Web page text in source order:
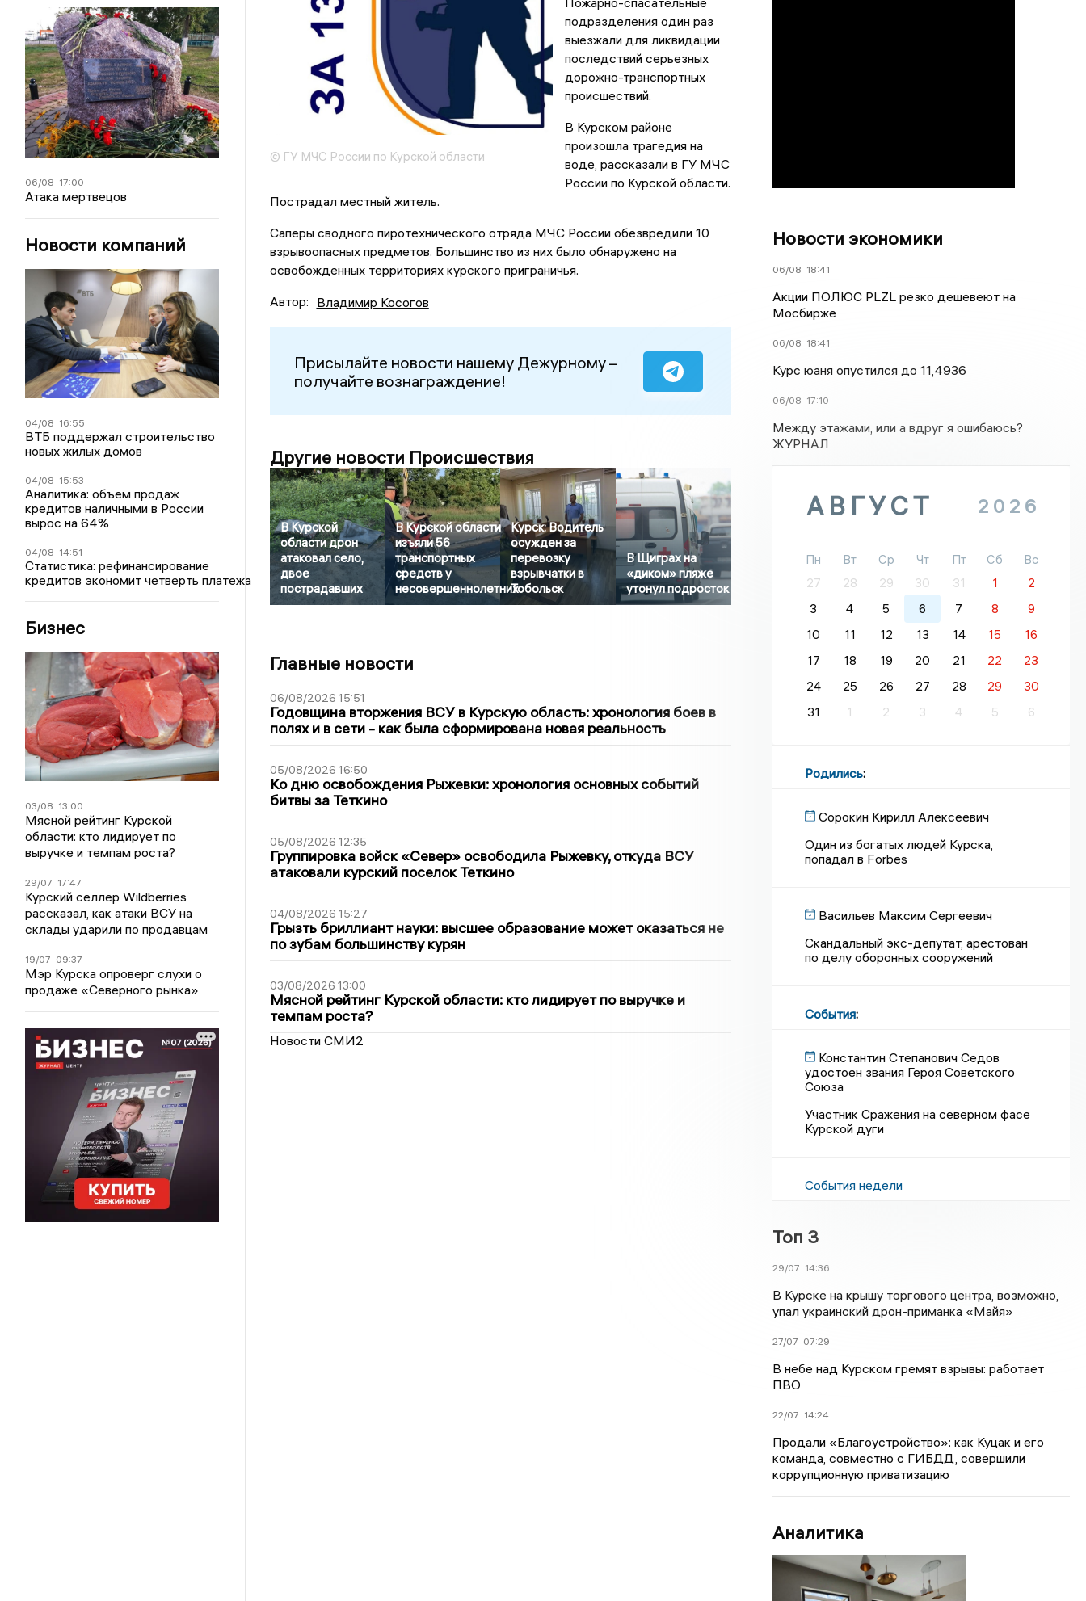
06/08 17:00
Атака мертвецов
Новости компаний
04/08 16:55
ВТБ поддержал строительство
новых жилых домов
04/08 15:53
Аналитика: объем продаж
кредитов наличными в России
вырос на 64%
04/08 14:51
Статистика: рефинансирование
кредитов экономит четверть платежа
Бизнес
03/08 13:00
Мясной рейтинг Курской
области: кто лидирует по
выручке и темпам роста?
29/07 17:47
Курский селлер Wildberries
рассказал, как атаки ВСУ на
склады ударили по продавцам
19/07 09:37
Мэр Курска опроверг слухи о
продаже «Северного рынка»
© ГУ МЧС России по Курской области
подразделения один раз
выезжали для ликвидации
последствий серьезных
дорожно-транспортных
происшествий.
В Курском районе
произошла трагедия на
воде, рассказали в ГУ МЧС
России по Курской области.
Пострадал местный житель.
Саперы сводного пиротехнического отряда МЧС России обезвредили 10
взрывоопасных предметов. Большинство из них было обнаружено на
освобожденных территориях курского приграничья.
Автор: Владимир Косогов
Присылайте новости нашему Дежурному –
получайте вознаграждение!
Другие новости Происшествия
В Курской
области дрон
атаковал село,
двое
пострадавших
В Курской области
изъяли 56
транспортных
средств у
несовершеннолетних
Курск: Водитель
осужден за
перевозку
взрывчатки в
Тобольск
В Щиграх на
«диком» пляже
утонул подросток
Главные новости
06/08/2026 15:51
Годовщина вторжения ВСУ в Курскую область: хронология боев в
полях и в сети - как была сформирована новая реальность
05/08/2026 16:50
Ко дню освобождения Рыжевки: хронология основных событий
битвы за Теткино
05/08/2026 12:35
Группировка войск «Север» освободила Рыжевку, откуда ВСУ
атаковали курский поселок Теткино
04/08/2026 15:27
Грызть бриллиант науки: высшее образование может оказаться не
по зубам большинству курян
03/08/2026 13:00
Мясной рейтинг Курской области: кто лидирует по выручке и
темпам роста?
Новости СМИ2
Новости экономики
06/08 18:41
Акции ПОЛЮС PLZL резко дешевеют на
Мосбирже
06/08 18:41
Курс юаня опустился до 11,4936
06/08 17:10
Между этажами, или а вдруг я ошибаюсь?
ЖУРНАЛ
АВГУСТ 2026
Пн Вт Ср Чт Пт Сб
Вс
27
28 29 30 31 1
2
3
4 5 6 7 8
9
10
11 12 13 14 15
16
17
18 19 20 21 22
23
24
25 26 27 28 29
30
31
1 2 3 4 5 6
Родились:
Сорокин Кирилл Алексеевич
Один из богатых людей Курска,
попадал в Forbes
Васильев Максим Сергеевич
Скандальный экс-депутат, арестован
по делу оборонных сооружений
События:
Константин Степанович Седов
удостоен звания Героя Советского
Союза
Участник Сражения на северном фасе
Курской дуги
События недели
Топ 3
29/07 14:36
В Курске на крышу торгового центра, возможно,
упал украинский дрон-приманка «Майя»
27/07 07:29
В небе над Курском гремят взрывы: работает
ПВО
22/07 14:24
Продали «Благоустройство»: как Куцак и его
команда, совместно с ГИБДД, совершили
коррупционную приватизацию
Аналитика